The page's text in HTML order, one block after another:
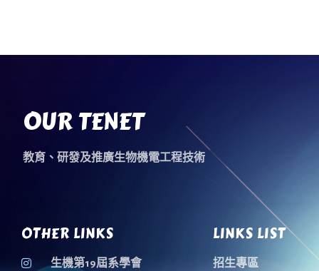
LINKS LIST
招生專區
OTHER LINKS
生機第19屆系學會
OUR TENET
教育、研發及推廣生物機電工程技術